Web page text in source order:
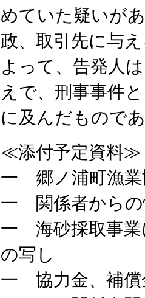
めていた疑いが
政、取引先に与
よって、告発人
えで、刑事事件
に及んだもので
≪添付予定資料≫
一 郷ノ浦町漁業
一 関係者からの
一 海砂採取事業
の写し
一 協力金、補償